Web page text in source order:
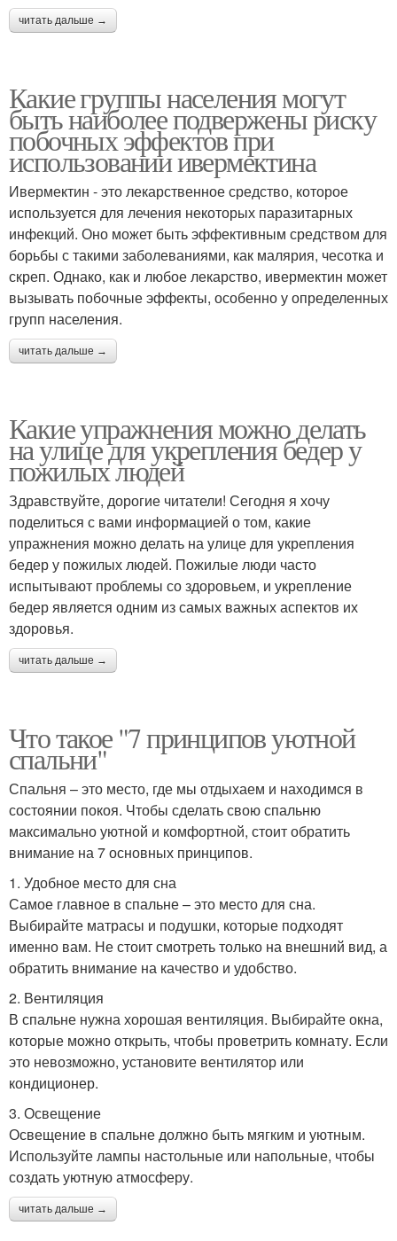
читать дальше →
Какие группы населения могут
быть наиболее подвержены риску
побочных эффектов при
использовании ивермектина
Ивермектин - это лекарственное средство, которое
используется для лечения некоторых паразитарных
инфекций. Оно может быть эффективным средством для
борьбы с такими заболеваниями, как малярия, чесотка и
скреп. Однако, как и любое лекарство, ивермектин может
вызывать побочные эффекты, особенно у определенных
групп населения.
читать дальше →
Какие упражнения можно делать
на улице для укрепления бедер у
пожилых людей
Здравствуйте, дорогие читатели! Сегодня я хочу
поделиться с вами информацией о том, какие
упражнения можно делать на улице для укрепления
бедер у пожилых людей. Пожилые люди часто
испытывают проблемы со здоровьем, и укрепление
бедер является одним из самых важных аспектов их
здоровья.
читать дальше →
Что такое "7 принципов уютной
спальни"
Спальня – это место, где мы отдыхаем и находимся в
состоянии покоя. Чтобы сделать свою спальню
максимально уютной и комфортной, стоит обратить
внимание на 7 основных принципов.
1. Удобное место для сна
Самое главное в спальне – это место для сна.
Выбирайте матрасы и подушки, которые подходят
именно вам. Не стоит смотреть только на внешний вид, а
обратить внимание на качество и удобство.
2. Вентиляция
В спальне нужна хорошая вентиляция. Выбирайте окна,
которые можно открыть, чтобы проветрить комнату. Если
это невозможно, установите вентилятор или
кондиционер.
3. Освещение
Освещение в спальне должно быть мягким и уютным.
Используйте лампы настольные или напольные, чтобы
создать уютную атмосферу.
читать дальше →